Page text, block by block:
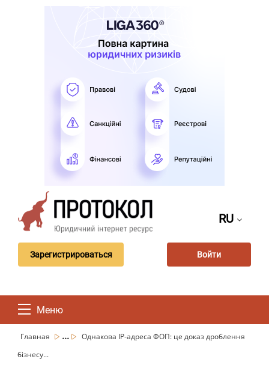
RU
Зарегистрироваться Войти
Меню
Главная ...
Однакова IP-адреса ФОП: це доказ дроблення
бізнесу...